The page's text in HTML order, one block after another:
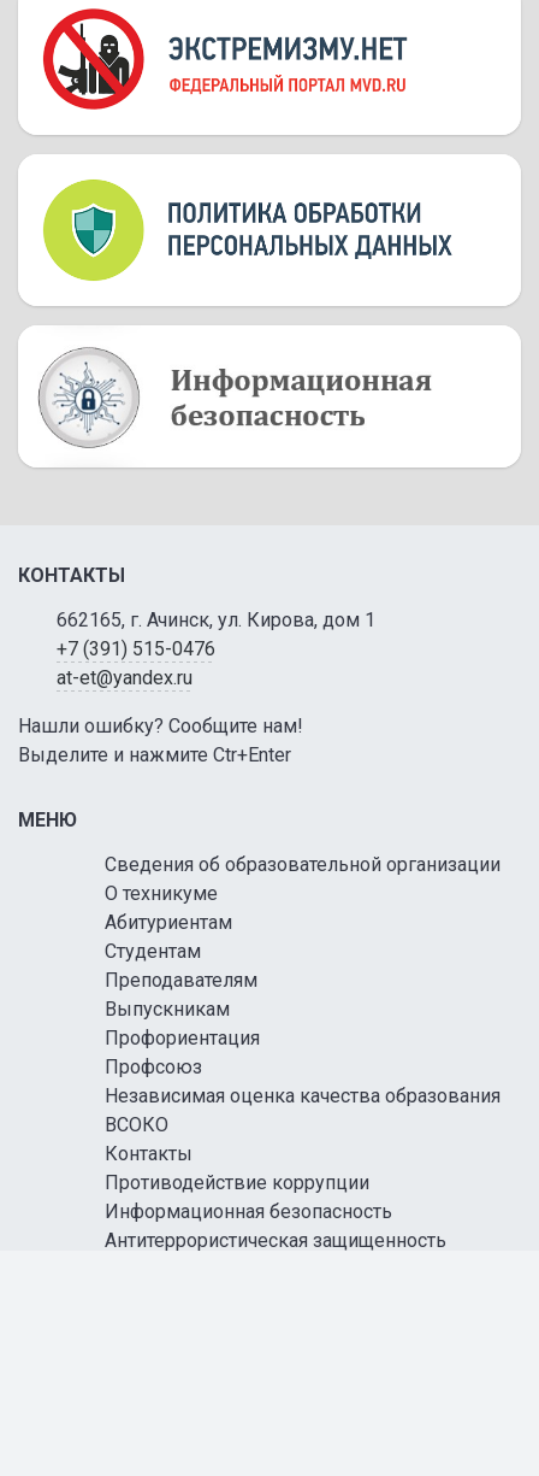
КОНТАКТЫ
662165, г. Ачинск, ул. Кирова, дом 1
+7 (391) 515-0476
at-et@yandex.ru
Нашли ошибку? Сообщите нам!
Выделите и нажмите Ctr+Enter
МЕНЮ
Сведения об образовательной организации
О техникуме
Абитуриентам
Студентам
Преподавателям
Выпускникам
Профориентация
Профсоюз
Независимая оценка качества образования
ВСОКО
Контакты
Противодействие коррупции
Информационная безопасность
Антитеррористическая защищенность